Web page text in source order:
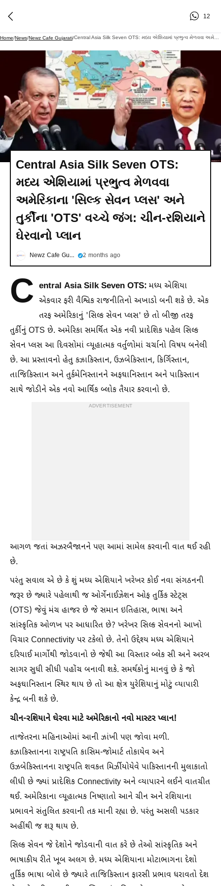
12
Home/News/Newz Cafe Gujarati/
Central Asia Silk Seven OTS:
મધ્ય એશિયામાં પ્રભુત્વ મેળવવા
અમેરિકાના 'સિલ્ક સેવન પ્લસ' અને
તુર્કીના 'OTS' વચ્ચે જંગ: ચીન-રશિયાને
ઘેરવાનો પ્લાન
Newz Cafe Gujarati 2 months ago
C entral Asia Silk Seven OTS: મધ્ય એશિયા
એકવાર ફરી વૈશ્વિક રાજનીતિનો અખાડો બની શકે છે. એક
તરફ અમેરિકાનું 'સિલ્ક સેવન પ્લસ' છે તો બીજી તરફ
તુર્કીનું OTS છે. અમેરિકા સમર્થિત એક નવી પ્રાદેશિક પહેલ સિલ્ક
સેવન પ્લસ આ દિવસોમાં વ્યૂહાત્મક વર્તુળોમાં ચર્ચાનો વિષય બનેલી
છે. આ પ્રસ્તાવનો હેતુ કઝાકિસ્તાન, ઉઝબેકિસ્તાન, કિર્ગિસ્તાન,
તાજિકિસ્તાન અને તુર્કમેનિસ્તાનને અફઘાનિસ્તાન અને પાકિસ્તાન
સાથે જોડીને એક નવો આર્થિક બ્લોક તૈયાર કરવાનો છે.
ADVERTISEMENT
આગળ જતાં અઝરબૈજાનને પણ આમાં સામેલ કરવાની વાત થઈ રહી
છે.
પરંતુ સવાલ એ છે કે શું મધ્ય એશિયાને ખરેખર કોઈ નવા સંગઠનની
જરૂર છે જ્યારે પહેલાથી જ ઓર્ગેનાઈઝેશન ઓફ તુર્કિક સ્ટેટ્સ
(OTS) જેવું મંચ હાજર છે જે સમાન ઇતિહાસ, ભાષા અને
સાંસ્કૃતિક ઓળખ પર આધારિત છે? ખરેખર સિલ્ક સેવનનો આખો
વિચાર Connectivity પર ટકેલો છે. તેનો ઉદ્દેશ્ય મધ્ય એશિયાને
દરિયાઈ માર્ગોથી જોડવાનો છે જેથી આ વિસ્તાર બ્લેક સી અને અરબ
સાગર સુધી સીધી પહોંચ બનાવી શકે. સમર્થકોનું માનવું છે કે જો
અફઘાનિસ્તાન સ્થિર થાય છે તો આ ક્ષેત્ર યુરેશિયાનું મોટું વ્યાપારી
કેન્દ્ર બની શકે છે.
ચીન-રશિયાને ઘેરવા માટે અમેરિકાનો નવો માસ્ટર પ્લાન!
તાજેતરના મહિનાઓમાં આની ઝાંખી પણ જોવા મળી.
કઝાકિસ્તાનના રાષ્ટ્રપતિ કાસિમ-જોમાર્ટ તોકાયેવ અને
ઉઝબેકિસ્તાનના રાષ્ટ્રપતિ શવકત મિર્ઝીયોયેવે પાકિસ્તાનની મુલાકાતો
લીધી છે જ્યાં પ્રાદેશિક Connectivity અને વ્યાપારને લઈને વાતચીત
થઈ. અમેરિકાના વ્યૂહાત્મક નિષ્ણાતો આને ચીન અને રશિયાના
પ્રભાવને સંતુલિત કરવાની તક માની રહ્યા છે. પરંતુ અસલી પડકાર
અહીંથી જ શરૂ થાય છે.
સિલ્ક સેવન જે દેશોને જોડવાની વાત કરે છે તેઓ સાંસ્કૃતિક અને
ભાષાકીય રીતે ખૂબ અલગ છે. મધ્ય એશિયાના મોટાભાગના દેશો
તુર્કિક ભાષા બોલે છે જ્યારે તાજિકિસ્તાન ફારસી પ્રભાવ ધરાવતો દેશ